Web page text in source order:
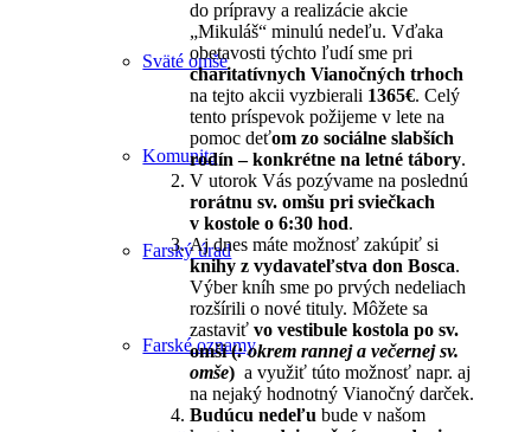
Sväté omše
Komunita
Farský úrad
Farské oznamy
do prípravy a realizácie akcie
„Mikuláš“ minulú nedeľu. Vďaka
obetavosti týchto ľudí sme pri
charitatívnych Vianočných trhoch
na tejto akcii vyzbierali 1365€. Celý
tento príspevok požijeme v lete na
pomoc deťom zo sociálne slabších
rodín – konkrétne na letné tábory.
V utorok Vás pozývame na poslednú
rorátnu sv. omšu pri sviečkach
v kostole o 6:30 hod.
Aj dnes máte možnosť zakúpiť si
knihy z vydavateľstva don Bosca.
Výber kníh sme po prvých nedeliach
rozšírili o nové tituly. Môžete sa
zastaviťvo vestibule kostola po sv.
omši (: okrem rannej a večernej sv.
omše) a využiť túto možnosť napr. aj
na nejaký hodnotný Vianočný darček.
Budúcu nedeľu bude v našom